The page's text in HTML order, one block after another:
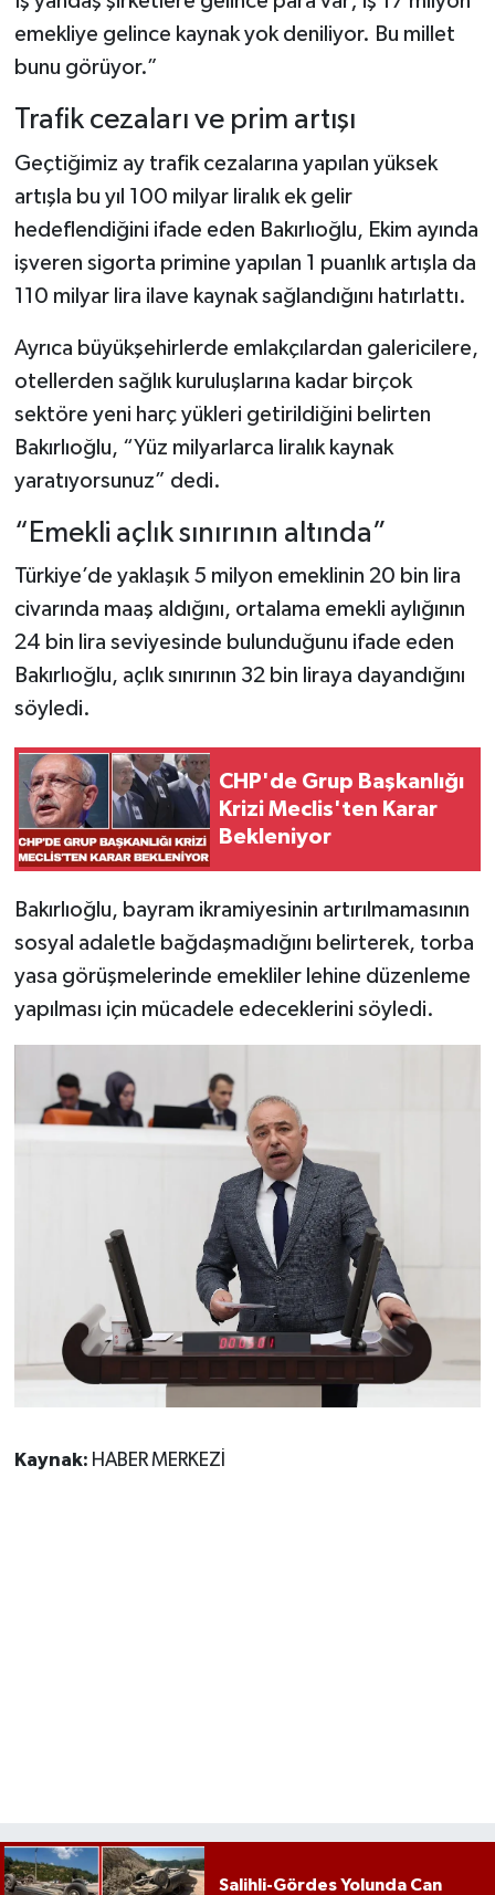
emekliye gelince kaynak yok deniliyor. Bu millet
bunu görüyor.”
Trafik cezaları ve prim artışı
Geçtiğimiz ay trafik cezalarına yapılan yüksek
artışla bu yıl 100 milyar liralık ek gelir
hedeflendiğini ifade eden Bakırlıoğlu, Ekim ayında
işveren sigorta primine yapılan 1 puanlık artışla da
110 milyar lira ilave kaynak sağlandığını hatırlattı.
Ayrıca büyükşehirlerde emlakçılardan galericilere,
otellerden sağlık kuruluşlarına kadar birçok
sektöre yeni harç yükleri getirildiğini belirten
Bakırlıoğlu, “Yüz milyarlarca liralık kaynak
yaratıyorsunuz” dedi.
“Emekli açlık sınırının altında”
Türkiye’de yaklaşık 5 milyon emeklinin 20 bin lira
civarında maaş aldığını, ortalama emekli aylığının
24 bin lira seviyesinde bulunduğunu ifade eden
Bakırlıoğlu, açlık sınırının 32 bin liraya dayandığını
söyledi.
CHP'de Grup Başkanlığı
Krizi Meclis'ten Karar
Bekleniyor
Bakırlıoğlu, bayram ikramiyesinin artırılmamasının
sosyal adaletle bağdaşmadığını belirterek, torba
yasa görüşmelerinde emekliler lehine düzenleme
yapılması için mücadele edeceklerini söyledi.
Kaynak: HABER MERKEZİ
Salihli-Gördes Yolunda Can